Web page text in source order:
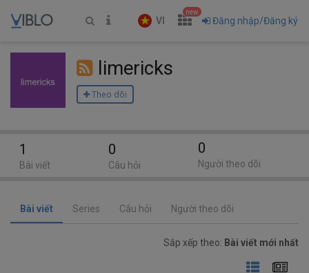
VI
new
Đăng nhập/Đăng ký
limericks
Theo dõi
Bài viết Series Câu hỏi Người theo dõi
Sắp xếp theo: Bài viết mới nhất
1
Bài viết
0
Câu hỏi
0
Người theo dõi